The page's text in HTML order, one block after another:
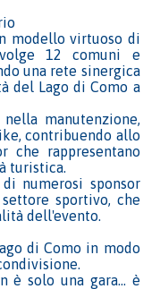
modello virtuoso di
12 comuni e
una rete sinergica
del Lago di Como a
manutenzione,
contribuendo allo
che rappresentano
turistica.
numerosi sponsor
sportivo, che
dell'evento.
di Como in modo
è solo una gara... è